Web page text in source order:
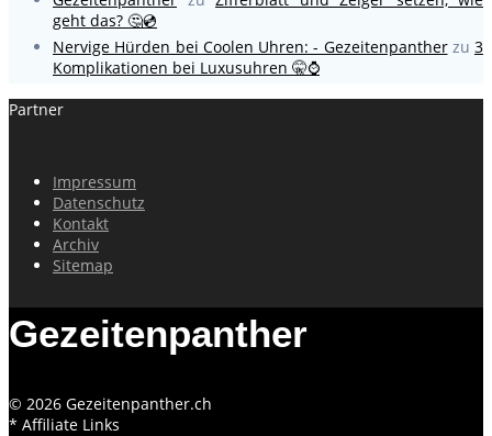
geht das? 🤔💿
Nervige Hürden bei Coolen Uhren: - Gezeitenpantherzu 3
Komplikationen bei Luxusuhren 🤫⌚
Partner
Impressum
Datenschutz
Kontakt
Archiv
Sitemap
Gezeitenpanther
© 2026 Gezeitenpanther.ch
* Affiliate Links